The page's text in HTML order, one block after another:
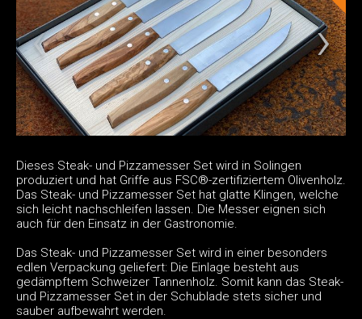
Dieses Steak- und Pizzamesser Set wird in Solingen
produziert und hat Griffe aus FSC®-zertifiziertem Olivenholz.
Das Steak- und Pizzamesser Set hat glatte Klingen, welche
sich leicht nachschleifen lassen. Die Messer eignen sich
auch für den Einsatz in der Gastronomie.
Das Steak- und Pizzamesser Set wird in einer besonders
edlen Verpackung geliefert: Die Einlage besteht aus
gedämpftem Schweizer Tannenholz. Somit kann das Steak-
und Pizzamesser Set in der Schublade stets sicher und
sauber aufbewahrt werden.